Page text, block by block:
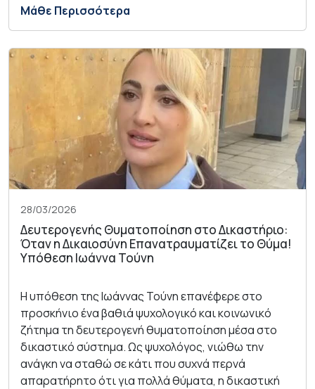
Μάθε Περισσότερα
28/03/2026
Δευτερογενής Θυματοποίηση στο Δικαστήριο:
Όταν η Δικαιοσύνη Επανατραυματίζει το Θύμα!
Υπόθεση Ιωάννα Τούνη
Η υπόθεση της Ιωάννας Τούνη επανέφερε στο
προσκήνιο ένα βαθιά ψυχολογικό και κοινωνικό
ζήτημα τη δευτερογενή θυματοποίηση μέσα στο
δικαστικό σύστημα. Ως ψυχολόγος, νιώθω την
ανάγκη να σταθώ σε κάτι που συχνά περνά
απαρατήρητο ότι για πολλά θύματα, η δικαστική